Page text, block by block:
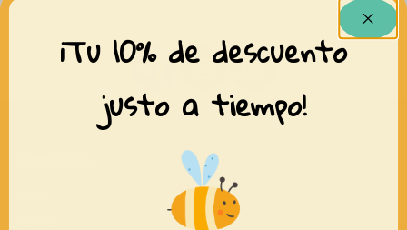
¡Tu 10% de descuento
justo a tiempo!